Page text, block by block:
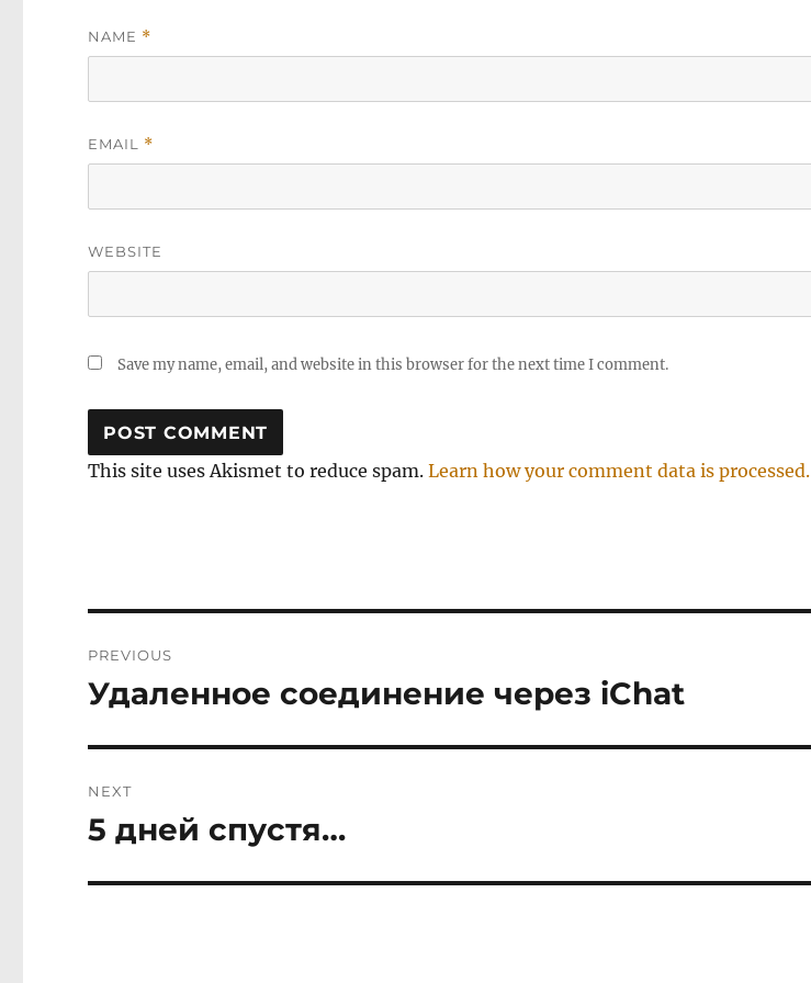
NAME *
EMAIL *
WEBSITE
Save my name, email, and website in this browser for the next time I comment.
This site uses Akismet to reduce spam.Learn how your comment data is processed.
navigation
PREVIOUS
Previous
Удаленное соединение через iChat
NEXT
Next
5 дней спустя…